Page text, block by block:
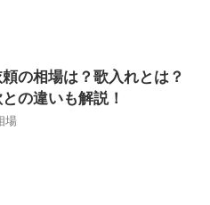
の相場は？歌入れとは？
の違いも解説！
場